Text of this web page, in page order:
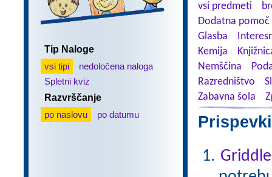
Tip Naloge
vsi tipi
nedoločena naloga
Spletni kviz
Razvrščanje
po naslovu
po datumu
vsi predmeti
Dodatna
Glasba
Kemija
Nemščina
Razredništvo
Zabavna šola